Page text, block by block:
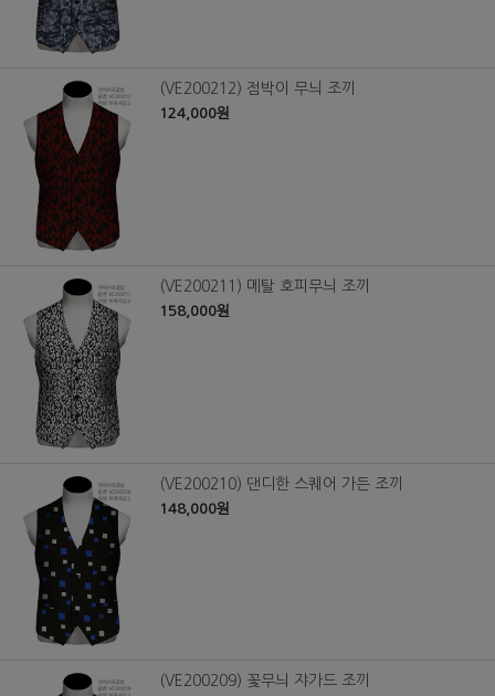
(VE200212) 점박이 무늬 조끼
124,000원
(VE200211) 메탈 호피무늬 조끼
158,000원
(VE200210) 댄디한 스퀘어 가든 조끼
148,000원
(VE200209) 꽃무늬 쟈가드 조끼